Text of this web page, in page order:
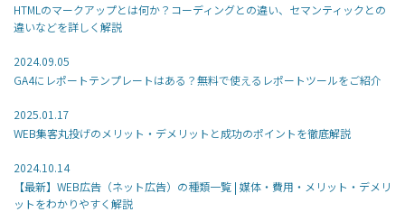
HTMLのマークアップとは何か？コーディングとの違い、セマンティックとの
違いなどを詳しく解説
2024.09.05
GA4にレポートテンプレートはある？無料で使えるレポートツールをご紹介
2025.01.17
WEB集客丸投げのメリット・デメリットと成功のポイントを徹底解説
2024.10.14
【最新】WEB広告（ネット広告）の種類一覧 | 媒体・費用・メリット・デメリ
ットをわかりやすく解説